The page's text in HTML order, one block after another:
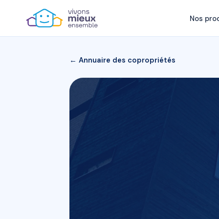
Nos
← Annuaire des copropriétés